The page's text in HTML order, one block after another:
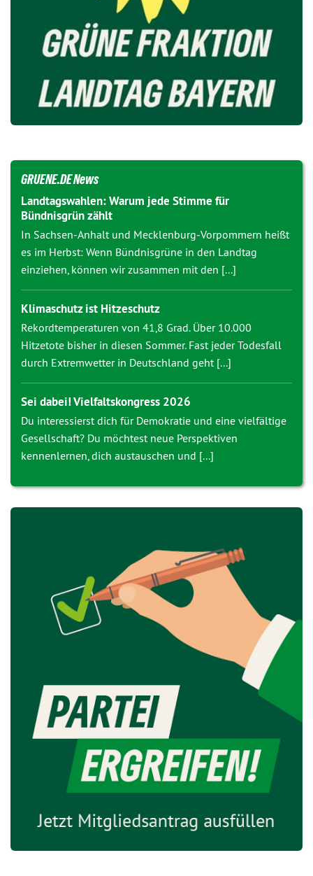
GRUENE.DE News
Landtagswahlen: Warum jede Stimme für
Bündnisgrün zählt
In Sachsen-Anhalt und Mecklenburg-Vorpommern heißt
es im Herbst: Wenn Bündnisgrüne in den Landtag
einziehen, können wir zusammen mit den [...]
Klimaschutz ist Hitzeschutz
Rekordtemperaturen von 41,8 Grad. Über 10.000
Hitzetote bisher in diesen Sommer. Fast jeder Todesfall
durch Extremwetter in Deutschland geht [...]
Sei dabei! Vielfaltskongress 2026
Du interessierst dich für Demokratie und eine vielfältige
Gesellschaft? Du möchtest neue Perspektiven
kennenlernen, dich austauschen und [...]